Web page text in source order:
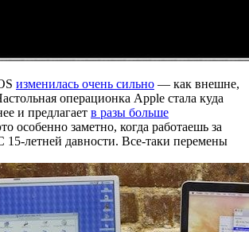
изменилась очень сильно — как внешне,
операционка Apple стала куда
и предлагает в разы больше
особенно заметно, когда работаешь за
летней давности. Все-таки перемены